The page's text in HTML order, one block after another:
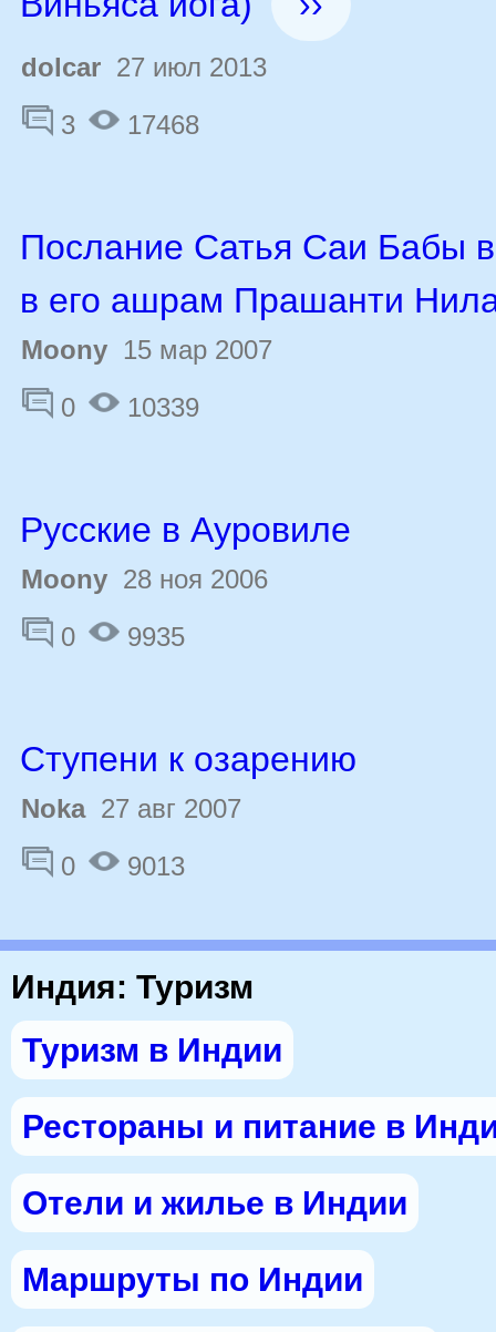
dolcar 27 июл 2013
3
17468
Послание Сатья Саи Бабы
в его ашрам Прашанти
Moony 15 мар 2007
0
10339
Русские в Ауровиле
Moony 28 ноя 2006
0
9935
Ступени к озарению
Noka27 авг 2007
0
9013
Индия: Туризм
Туризм в Индии
Рестораны и питание в
Отели и жилье в Индии
Маршруты по Индии